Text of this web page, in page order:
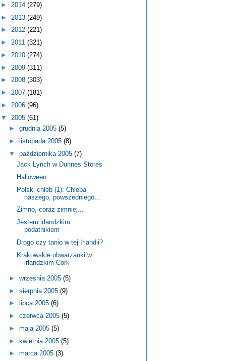
► 2014 (279)
► 2013 (249)
► 2012 (221)
► 2011 (321)
► 2010 (274)
► 2009 (311)
► 2008 (303)
► 2007 (181)
► 2006 (96)
▼ 2005 (61)
► grudnia 2005 (5)
►
listopada 2005 (8)
▼ października 2005 (7)
Jack Lynch w Dunnes Stores
Halloween
Polski chleb (1): Chleba
naszego, powszedniego...
Zimno, coraz zimniej...
Jestem irlandzkim
podatnikiem
Drogo czy tanio w tej Irlandii?
Krakowskie obwarzanki w
irlandzkim Cork
► września 2005 (5)
► sierpnia 2005 (9)
►
lipca 2005 (6)
► czerwca 2005 (5)
► maja 2005 (5)
► kwietnia 2005 (5)
► marca 2005 (3)